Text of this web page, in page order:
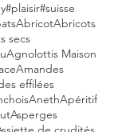
#plaisir#suisse
AbricotAbricots
secs
Agnolottis Maison
Amandes
effilées
AnethApéritif
Asperges